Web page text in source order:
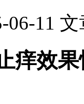
06-11 文
痒效果